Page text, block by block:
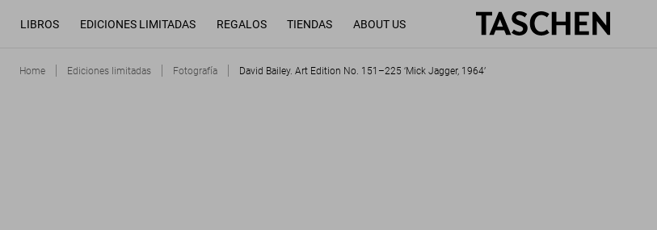
LIBROS EDICIONES LIMITADAS REGALOS TIENDAS ABOUT US
Home Ediciones limitadas Fotografía David Bailey. Art Edition No. 151–225 ‘Mick Jagger, 1964’